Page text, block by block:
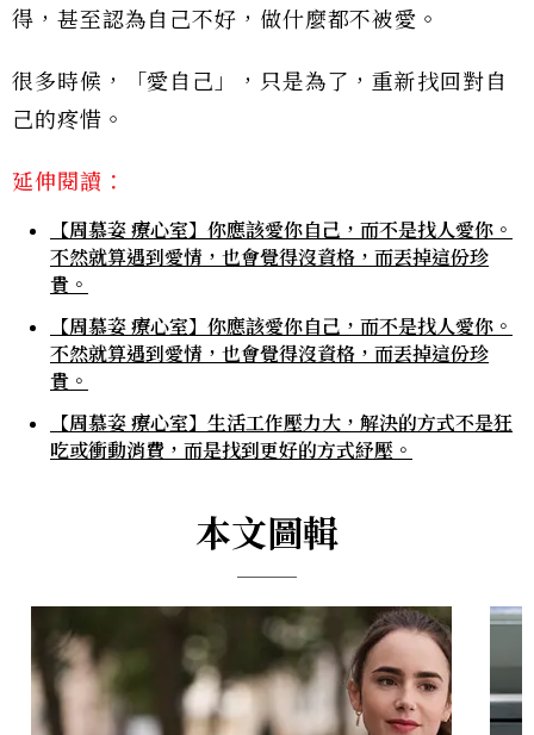
得，甚至認為自己不好，做什麼都不被愛。
很多時候，「愛自己」，只是為了，重新找回對自
己的疼惜。
延伸閱讀：
【周慕姿 療心室】你應該愛你自己，而不是找人愛你。
不然就算遇到愛情，也會覺得沒資格，而丟掉這份珍
貴。
【周慕姿 療心室】你應該愛你自己，而不是找人愛你。
不然就算遇到愛情，也會覺得沒資格，而丟掉這份珍
貴。
【周慕姿 療心室】生活工作壓力大，解決的方式不是狂
吃或衝動消費，而是找到更好的方式紓壓。
本文圖輯